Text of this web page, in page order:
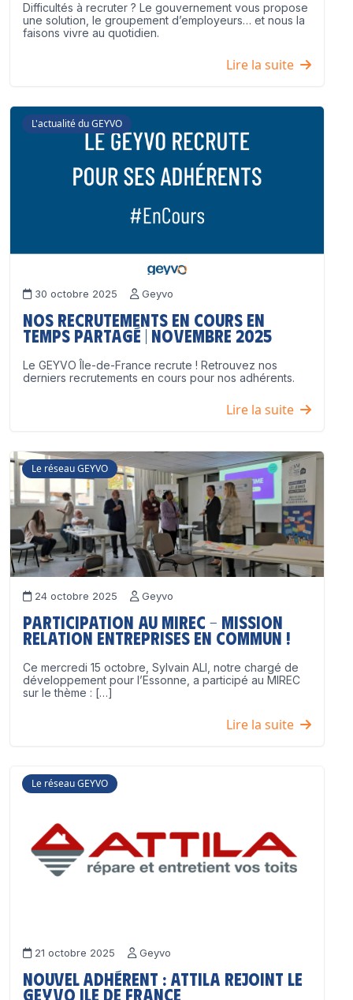
Difficultés à recruter ? Le gouvernement vous propose
une solution, le groupement d’employeurs… et nous la
faisons vivre au quotidien.
Lire la suite
L'actualité du GEYVO
30 octobre 2025 Geyvo
Nos recrutements en cours en
temps partagé | Novembre 2025
Le GEYVO Île-de-France recrute ! Retrouvez nos
derniers recrutements en cours pour nos adhérents.
Lire la suite
Le réseau GEYVO
24 octobre 2025 Geyvo
Participation au MIREC – Mission
Relation Entreprises en Commun !
Ce mercredi 15 octobre, Sylvain ALI, notre chargé de
développement pour l’Essonne, a participé au MIREC
sur le thème : […]
Lire la suite
Le réseau GEYVO
21 octobre 2025 Geyvo
Nouvel adhérent : ATTILA rejoint le
GEYVO Ile de France